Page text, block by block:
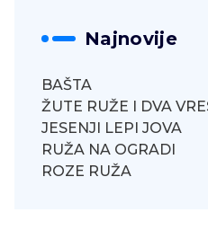
Najnovije
BAŠTA
ŽUTE RUŽE I DVA
JESENJI LEPI JOVA
RUŽA NA OGRADI
ROZE RUŽA